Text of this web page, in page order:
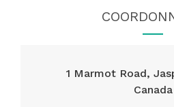
1 Marmot Road,
Canada